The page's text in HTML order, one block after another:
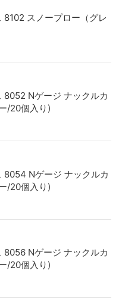
8102 スノープロー（グレ
8052 Nゲージ ナックルカ
/20個入り)
8054 Nゲージ ナックルカ
/20個入り)
8056 Nゲージ ナックルカ
/20個入り)